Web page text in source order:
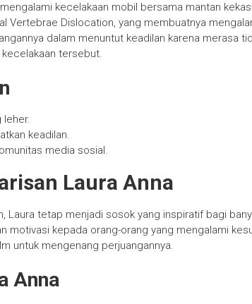
kecelakaan mobil bersama mantan
Vertebrae Dislocation, yang membuatnya
dalam menuntut keadilan karena merasa
tersebut.
leher.
keadilan.
media sosial.
Laura Anna
Laura tetap menjadi sosok yang inspiratif bagi
motivasi kepada orang-orang yang mengalami
untuk mengenang perjuangannya.
Anna